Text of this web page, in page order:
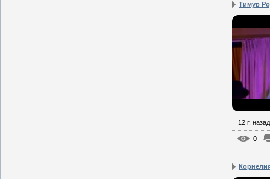
Тимур
12 г. назад
0